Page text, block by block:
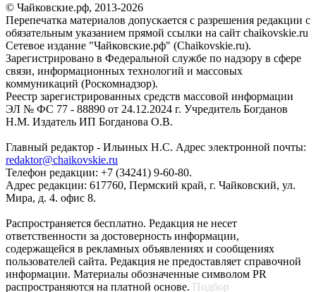
© Чайковские.рф, 2013-2026
Перепечатка материалов допускается с разрешения редакции с
обязательным указанием прямой ссылки на сайт chaikovskie.ru
Сетевое издание "Чайковские.рф" (Chaikovskie.ru).
Зарегистрировано в Федеральной службе по надзору в сфере
связи, информационных технологий и массовых
коммуникаций (Роскомнадзор).
Реестр зарегистрированных средств массовой информации
ЭЛ № ФС 77 - 88890 от 24.12.2024 г. Учредитель Богданов
Н.М. Издатель ИП Богданова О.В.
Главный редактор - Ильиных Н.С. Адрес электронной почты:
redaktor@chaikovskie.ru
Телефон редакции: +7 (34241) 9-60-80.
Адрес редакции: 617760, Пермский край, г. Чайковский, ул.
Мира, д. 4. офис 8.
Распространяется бесплатно. Редакция не несет
ответственности за достоверность информации,
содержащейся в рекламных объявлениях и сообщениях
пользователей сайта. Редакция не предоставляет справочной
информации. Материалы обозначенные символом PR
распространяются на платной основе. Подбор